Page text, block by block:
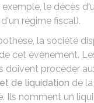
le décès
régime fiscal).
la société
cet évènement.
doivent procéder
de liquidation de
Ils nomment un